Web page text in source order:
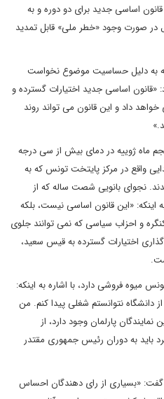
اساسی جدید برای دو دوره و به
صورت وجود «‌خطر ملی» قابل تمدید
که به دلیل حساسیت موضوع نخواست
اساسی جدید اختیارات گسترده و
داد و این قانون می تواند روند
ماه ژوییه در دمای بیش از سی درجه
واقع در مرکز پایتخت تونس که به
نجوای بانویی شصت ساله که از
اینکه: «‌این قانون اساسی نیست، بلکه
و احزاب سیاسی که نمی توانند جلوی
اختیارات گسترده به قیس سعید،
فروشی دارد، با اشاره به اینکه:
نتوانستم شغلی پیدا کنم. من
پارلمان وجود دارد، از
باید به دوران رئیس جمهوری مقتدر
گفت: «بسیاری از رای دهندگان احساس